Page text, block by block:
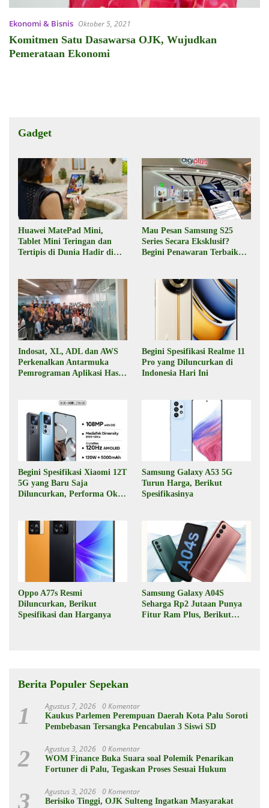
Ekonomi & Bisnis Oktober 5, 2021
Komitmen Satu Dasawarsa OJK, Wujudkan
Pemerataan Ekonomi
Gadget
Huawei MatePad Mini,
Tablet Mini Teringan dan
Tertipis di Dunia Hadir di
Mau Pesan Samsung S25
Series Secara Eksklusif?
Begini Penawaran Terbaik
Indosat, XL, ADL dan AWS
Perkenalkan Antarmuka
Pemrograman Aplikasi Hasil
Begini Spesifikasi Realme 11
Pro yang Diluncurkan di
Indonesia Hari Ini
Begini Spesifikasi Xiaomi 12T
5G yang Baru Saja
Diluncurkan, Performa Oke,
Samsung Galaxy A53 5G
Turun Harga, Berikut
Spesifikasinya
Oppo A77s Resmi
Diluncurkan, Berikut
Spesifikasi dan Harganya
Samsung Galaxy A04S
Seharga Rp2 Jutaan Punya
Fitur Ram Plus, Berikut
Berita Populer Sepekan
1 Agustus 7, 2026 0 Komentar
Kaukus Parlemen Perempuan Daerah Kota Palu Soroti
Pembebasan Tersangka Pencabulan 3 Siswi SD
2 Agustus 3, 2026 0 Komentar
WOM Finance Buka Suara soal Polemik Penarikan
Fortuner di Palu, Tegaskan Proses Sesuai Hukum
3 Agustus 3, 2026 0 Komentar
Berisiko Tinggi, OJK Sulteng Ingatkan Masyarakat